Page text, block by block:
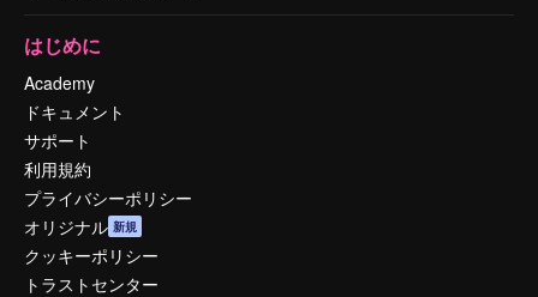
はじめに
Academy
ドキュメント
サポート
利用規約
プライバシーポリシー
オリジナル 新規
クッキーポリシー
トラストセンター